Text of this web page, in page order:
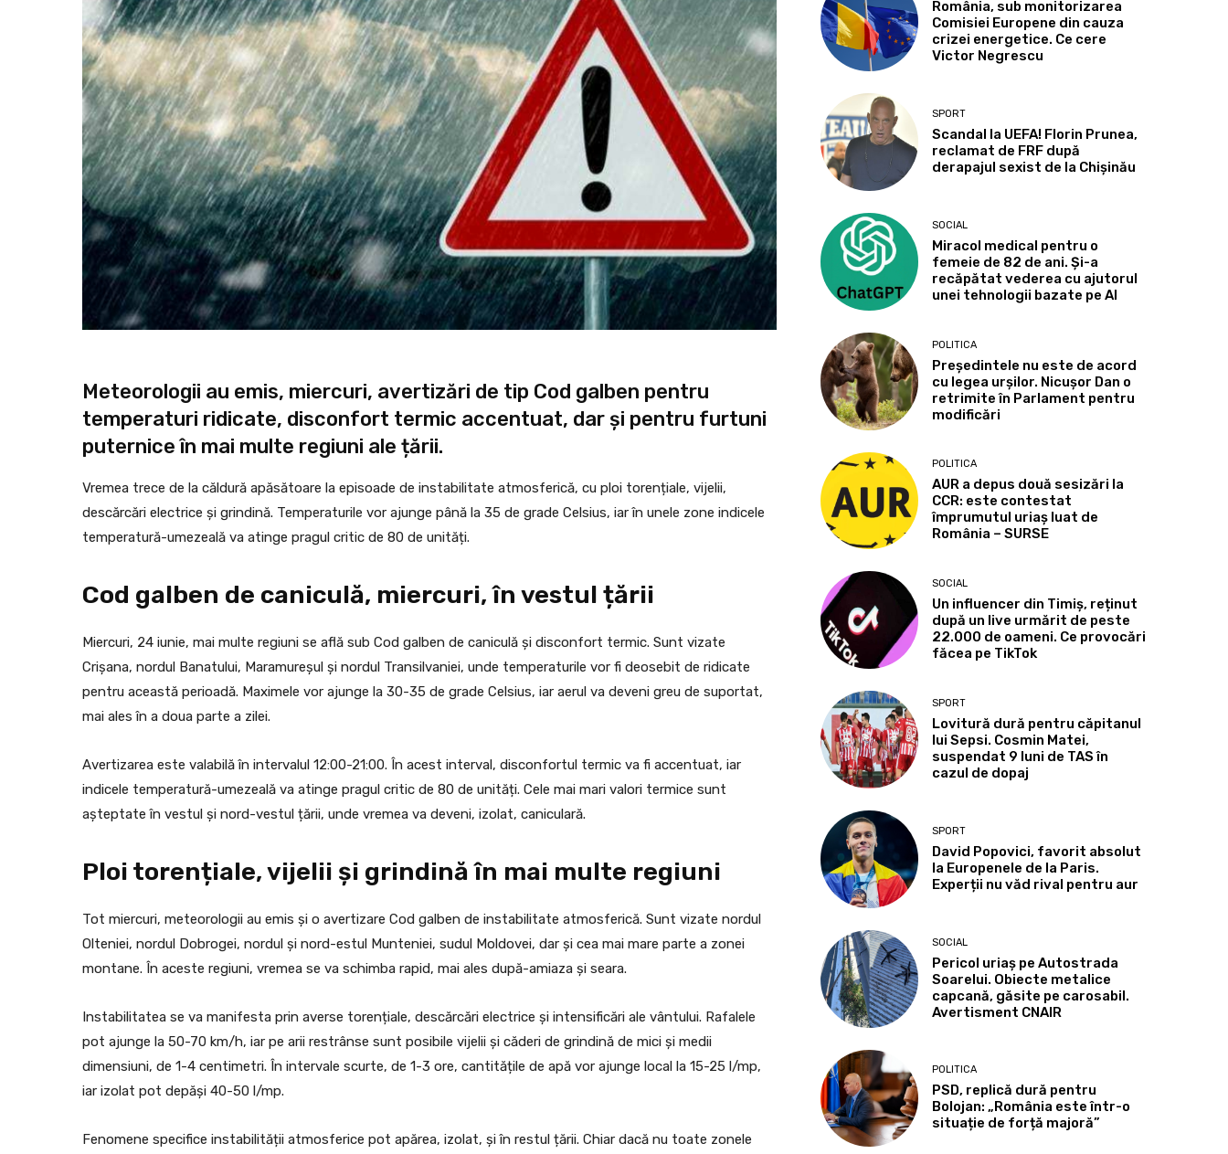
Meteorologii au emis, miercuri, avertizări de tip Cod galben pentru
temperaturi ridicate, disconfort termic accentuat, dar și pentru furtuni
puternice în mai multe regiuni ale țării.
Vremea trece de la căldură apăsătoare la episoade de instabilitate atmosferică, cu ploi torențiale, vijelii,
descărcări electrice și grindină. Temperaturile vor ajunge până la 35 de grade Celsius, iar în unele zone indicele
temperatură-umezeală va atinge pragul critic de 80 de unități.
Cod galben de caniculă, miercuri, în vestul țării
Miercuri, 24 iunie, mai multe regiuni se află sub Cod galben de caniculă și disconfort termic. Sunt vizate
Crișana, nordul Banatului, Maramureșul și nordul Transilvaniei, unde temperaturile vor fi deosebit de ridicate
pentru această perioadă. Maximele vor ajunge la 30-35 de grade Celsius, iar aerul va deveni greu de suportat,
mai ales în a doua parte a zilei.
Avertizarea este valabilă în intervalul 12:00-21:00. În acest interval, disconfortul termic va fi accentuat, iar
indicele temperatură-umezeală va atinge pragul critic de 80 de unități. Cele mai mari valori termice sunt
așteptate în vestul și nord-vestul țării, unde vremea va deveni, izolat, caniculară.
Ploi torențiale, vijelii și grindină în mai multe regiuni
Tot miercuri, meteorologii au emis și o avertizare Cod galben de instabilitate atmosferică. Sunt vizate nordul
Olteniei, nordul Dobrogei, nordul și nord-estul Munteniei, sudul Moldovei, dar și cea mai mare parte a zonei
montane. În aceste regiuni, vremea se va schimba rapid, mai ales după-amiaza și seara.
Instabilitatea se va manifesta prin averse torențiale, descărcări electrice și intensificări ale vântului. Rafalele
pot ajunge la 50-70 km/h, iar pe arii restrânse sunt posibile vijelii și căderi de grindină de mici și medii
dimensiuni, de 1-4 centimetri. În intervale scurte, de 1-3 ore, cantitățile de apă vor ajunge local la 15-25 l/mp,
iar izolat pot depăși 40-50 l/mp.
Fenomene specifice instabilității atmosferice pot apărea, izolat, și în restul țării. Chiar dacă nu toate zonele
România, sub monitorizarea
Comisiei Europene din cauza
crizei energetice. Ce cere
Victor Negrescu
SPORT
Scandal la UEFA! Florin Prunea,
reclamat de FRF după
derapajul sexist de la Chișinău
SOCIAL
Miracol medical pentru o
femeie de 82 de ani. Și-a
recăpătat vederea cu ajutorul
unei tehnologii bazate pe AI
POLITICA
Președintele nu este de acord
cu legea urșilor. Nicușor Dan o
retrimite în Parlament pentru
modificări
POLITICA
AUR a depus două sesizări la
CCR: este contestat
împrumutul uriaș luat de
România – SURSE
SOCIAL
Un influencer din Timiș, reținut
după un live urmărit de peste
22.000 de oameni. Ce provocări
făcea pe TikTok
SPORT
Lovitură dură pentru căpitanul
lui Sepsi. Cosmin Matei,
suspendat 9 luni de TAS în
cazul de dopaj
SPORT
David Popovici, favorit absolut
la Europenele de la Paris.
Experții nu văd rival pentru aur
SOCIAL
Pericol uriaș pe Autostrada
Soarelui. Obiecte metalice
capcană, găsite pe carosabil.
Avertisment CNAIR
POLITICA
PSD, replică dură pentru
Bolojan: „România este într-o
situație de forță majoră”